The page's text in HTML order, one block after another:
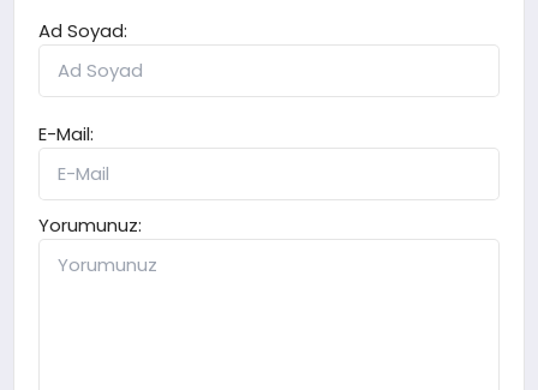
Ad Soyad:
E-Mail:
Yorumunuz: